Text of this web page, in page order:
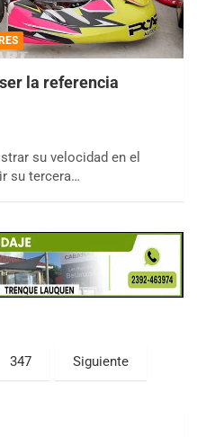
la referencia
su velocidad en el
su tercera…
347 Siguiente